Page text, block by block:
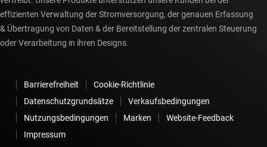
effizienten Verwaltung der Stromversorgung, der genauen Erfassung
& Übertragung von Daten & der Bereitstellung der zentralen Steuerung
oder Verarbeitung in ihren Designs.
Barrierefreiheit
Cookie-Richtlinie
Datenschutzgrundsätze
Verkaufsbedingungen
Nutzungsbedingungen
Marken
Website-Feedback
Impressum